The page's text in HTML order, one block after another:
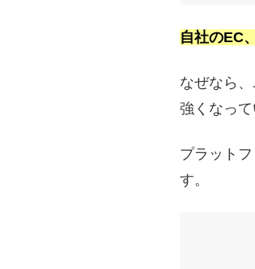
自社のEC
なぜなら
強くなって
プラット
す。